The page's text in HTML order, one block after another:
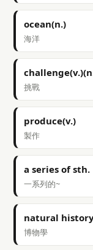
ocean(n.)
海洋
挑戰
produce(v.)
製作
a series of sth.
一系列的~
natural
博物學